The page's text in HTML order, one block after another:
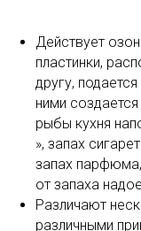
Действует
пластинки,
другу,
ними
рыбы кухня
», запах
запах
от запаха
Различают
различными